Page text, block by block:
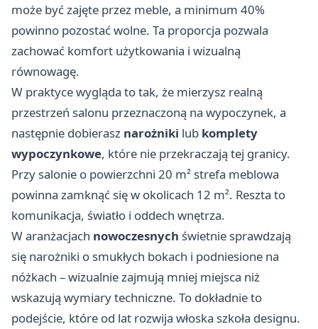
może być zajęte przez meble, a minimum 40%
powinno pozostać wolne. Ta proporcja pozwala
zachować komfort użytkowania i wizualną
równowagę.
W praktyce wygląda to tak, że mierzysz realną
przestrzeń salonu przeznaczoną na wypoczynek, a
następnie dobierasz narożniki lub komplety
wypoczynkowe, które nie przekraczają tej granicy.
Przy salonie o powierzchni 20 m² strefa meblowa
powinna zamknąć się w okolicach 12 m². Reszta to
komunikacja, światło i oddech wnętrza.
W aranżacjach nowoczesnych świetnie sprawdzają
się narożniki o smukłych bokach i podniesione na
nóżkach – wizualnie zajmują mniej miejsca niż
wskazują wymiary techniczne. To dokładnie to
podejście, które od lat rozwija włoska szkoła designu.